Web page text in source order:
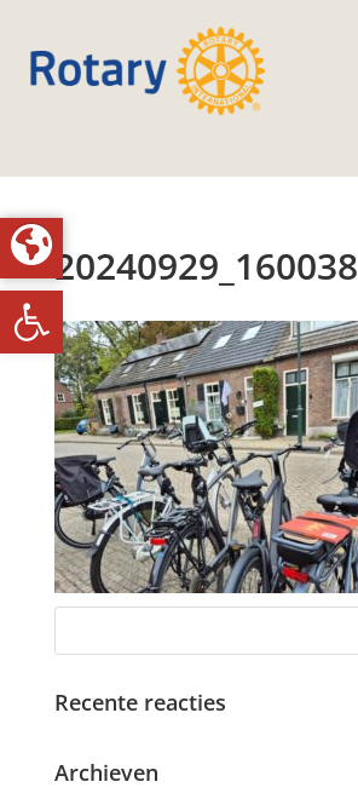
Toolbar openen
20240929_160038
Recente reacties
Archieven